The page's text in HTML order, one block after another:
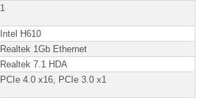
1
Intel H610
Realtek 1Gb Ethernet
Realtek 7.1 HDA
PCIe 4.0 x16, PCIe 3.0 x1